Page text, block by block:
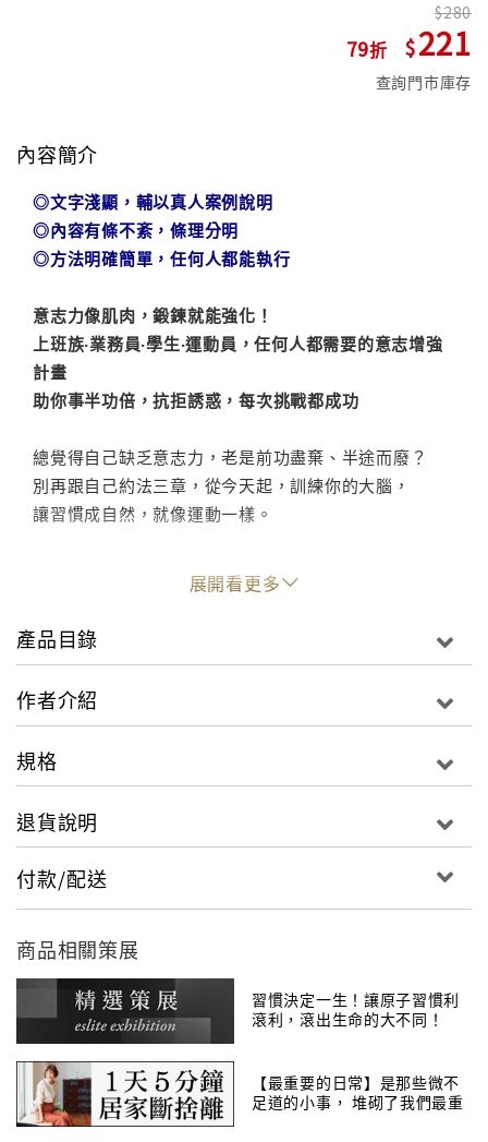
79
280
221
查詢門市庫存
內容簡介
◎文字淺顯，輔以真人案例說明
◎內容有條不紊，條理分明
◎方法明確簡單，任何人都能執行
意志力像肌肉，鍛鍊就能強化！
上班族‧業務員‧學生‧運動員，任何人都需要的意志增強
計畫
助你事半功倍，抗拒誘惑，每次挑戰都成功
總覺得自己缺乏意志力，老是前功盡棄、半途而廢？
別再跟自己約法三章，從今天起，訓練你的大腦，
讓習慣成自然，就像運動一樣。
【改變永遠不晚，從現在開始】
將目標清單化，每完成一件事，就給予讚美。
多吃起司、納豆、柴魚，增加大腦的中的多巴胺。
將習慣寫下來，並置於顯眼處，讓習慣成自然。
每天五分鐘，找出值得感謝的事物。
敗。為什麼？
因為科學證明，「當一個人越想做一件事，越做不
到」。
這就是為什麼當我們常只有3分鐘熱度，或老是戒不掉壞
習慣，像是：
想從明天開始，早睡早起→最後還是半夜2點才睡
下定決心，開始減肥→第二天就破功，吃了大餐
完一包
距離工作截止日只剩1天→心中想著要盡快完成，卻還是
展開看更多
產品目錄
作者介紹
規格
退貨說明
付款/配送
商品相關策展
習慣決定一生！讓原子習慣利
滾利，滾出生命的大不同！
【最重要的日常】是那些微不
足道的小事， 堆砌了我們最重